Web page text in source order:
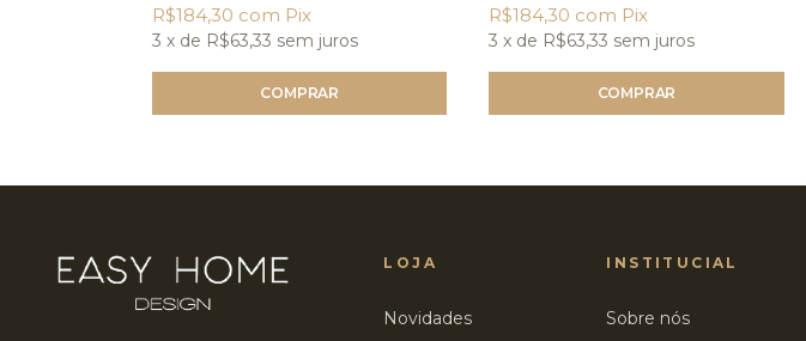
R$184,30 com Pix
3 x de R$63,33 sem juros
R$184,30 com Pix
3 x de R$63,33 sem juros
LOJA
Novidades
INSTITUCIAL
Sobre nós